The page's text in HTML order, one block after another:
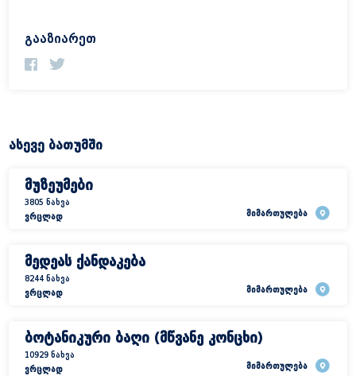
გააზიარეთ
ასევე ბათუმში
მუზეუმები
3805 ნახვა
ვრცლად
მიმართულება
მედეას ქანდაკება
8244 ნახვა
ვრცლად
მიმართულება
ბოტანიკური ბაღი (მწვანე კონცხი)
10929 ნახვა
ვრცლად
მიმართულება